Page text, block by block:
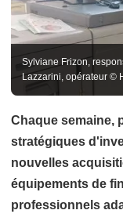
Sylviane Frizon,
Lazzarini, opérateur ©
Chaque semaine,
stratégiques
nouvelles
équipements de
professionnels